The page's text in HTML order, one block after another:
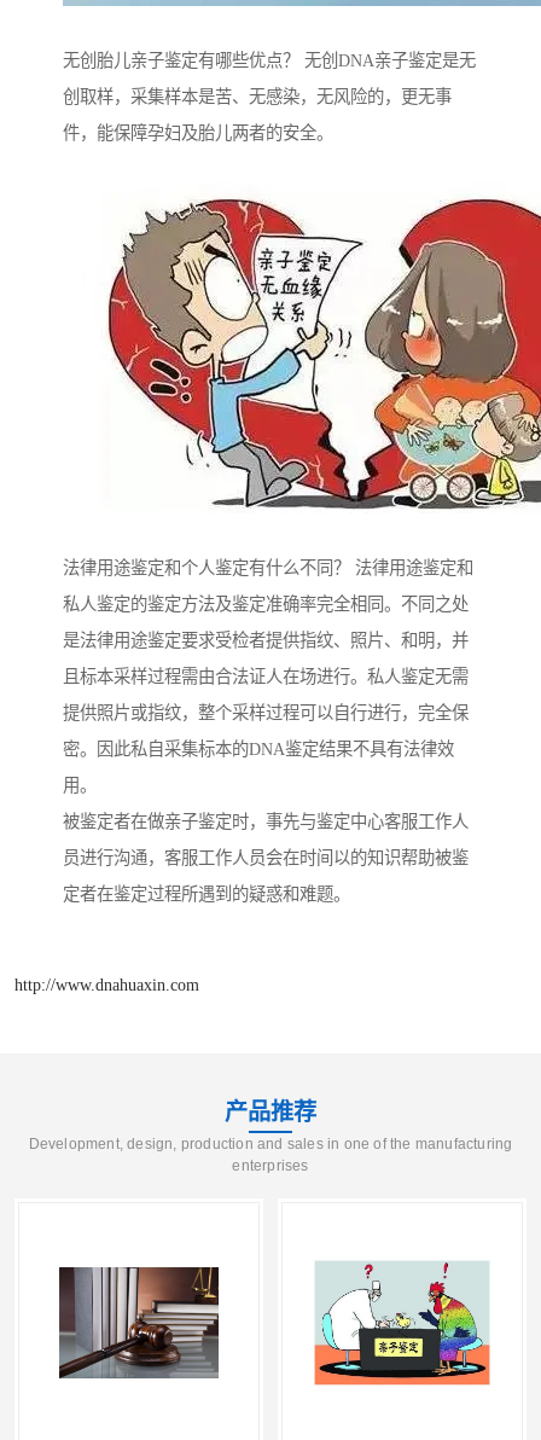
无创胎儿亲子鉴定有哪些优点？ 无创DNA亲子鉴定是无
创取样，采集样本是苦、无感染，无风险的，更无事
件，能保障孕妇及胎儿两者的安全。
法律用途鉴定和个人鉴定有什么不同？ 法律用途鉴定和
私人鉴定的鉴定方法及鉴定准确率完全相同。不同之处
是法律用途鉴定要求受检者提供指纹、照片、和明，并
且标本采样过程需由合法证人在场进行。私人鉴定无需
提供照片或指纹，整个采样过程可以自行进行，完全保
密。因此私自采集标本的DNA鉴定结果不具有法律效
用。
被鉴定者在做亲子鉴定时，事先与鉴定中心客服工作人
员进行沟通，客服工作人员会在时间以的知识帮助被鉴
定者在鉴定过程所遇到的疑惑和难题。
http://www.dnahuaxin.com
产品推荐
Development, design, production and sales in one of the manufacturing
enterprises